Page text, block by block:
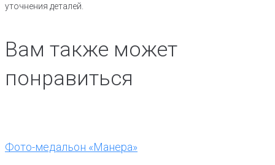
уточнения деталей.
Вам также может
понравиться
Фото-медальон «Манера»